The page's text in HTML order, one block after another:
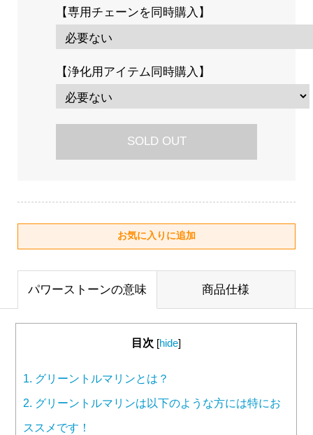
【専用チェーンを同時購入】
【浄化用アイテム同時購入】
SOLD OUT
パワーストーンの意味 商品仕様
目次 [hide]
1. グリーントルマリンとは？
2. グリーントルマリンは以下のような方には特にお
ススメです！